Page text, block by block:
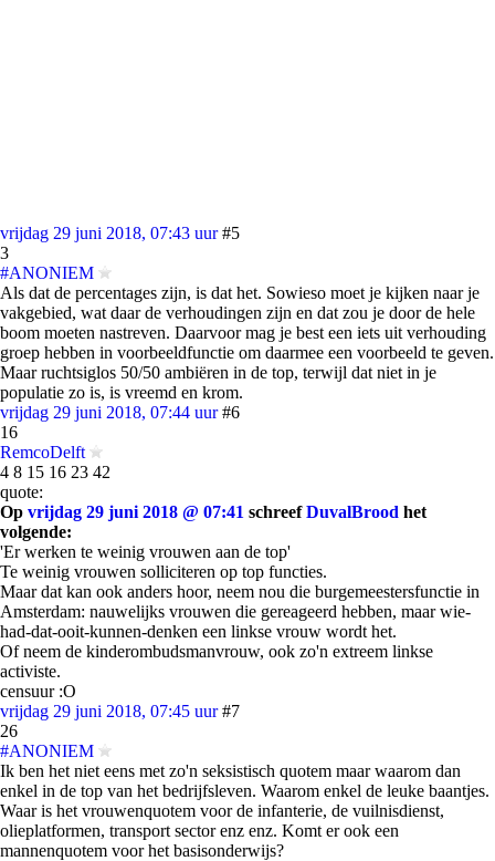
vrijdag 29 juni 2018, 07:43 uur #5
3
#ANONIEM
Als dat de percentages zijn, is dat het. Sowieso moet je kijken naar je
vakgebied, wat daar de verhoudingen zijn en dat zou je door de hele
boom moeten nastreven. Daarvoor mag je best een iets uit verhouding
groep hebben in voorbeeldfunctie om daarmee een voorbeeld te geven.
Maar ruchtsiglos 50/50 ambiëren in de top, terwijl dat niet in je
populatie zo is, is vreemd en krom.
vrijdag 29 juni 2018, 07:44 uur #6
16
RemcoDelft
4 8 15 16 23 42
quote:
Op vrijdag 29 juni 2018 @ 07:41 schreefDuvalBrood het
volgende:
'Er werken te weinig vrouwen aan de top'
Te weinig vrouwen solliciteren op top functies.
Maar dat kan ook anders hoor, neem nou die burgemeestersfunctie in
Amsterdam: nauwelijks vrouwen die gereageerd hebben, maar wie-
had-dat-ooit-kunnen-denken een linkse vrouw wordt het.
Of neem de kinderombudsmanvrouw, ook zo'n extreem linkse
activiste.
censuur :O
vrijdag 29 juni 2018, 07:45 uur #7
26
#ANONIEM
Ik ben het niet eens met zo'n seksistisch quotem maar waarom dan
enkel in de top van het bedrijfsleven. Waarom enkel de leuke baantjes.
Waar is het vrouwenquotem voor de infanterie, de vuilnisdienst,
olieplatformen, transport sector enz enz. Komt er ook een
mannenquotem voor het basisonderwijs?